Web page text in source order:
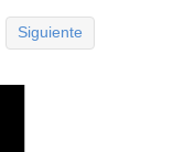
Siguiente